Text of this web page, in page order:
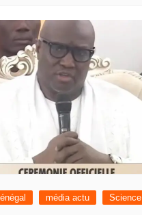
média actu Science